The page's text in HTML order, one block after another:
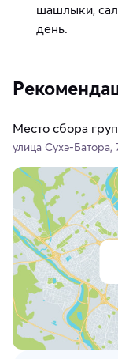
шашлыки,
день.
Место сбора
улица Сухэ-Батора,